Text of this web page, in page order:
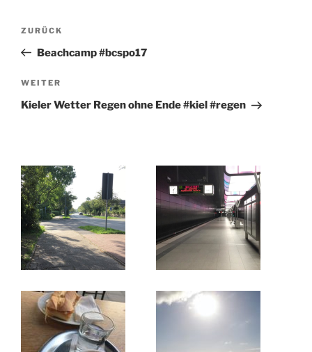
Beitragsnavigation
Vorheriger
Beitrag
ZURÜCK
Beachcamp #bcspo17
Nächster
Beitrag
WEITER
Kieler Wetter Regen ohne Ende #kiel #regen